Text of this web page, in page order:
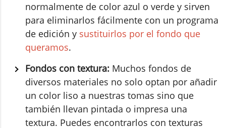
normalmente de color azul o verde y sirven
para eliminarlos fácilmente con un programa
de edición y sustituirlos por el fondo que
queramos.
Fondos con textura: Muchos fondos de
diversos materiales no solo optan por añadir
un color liso a nuestras tomas sino que
también llevan pintada o impresa una
textura. Puedes encontrarlos con texturas